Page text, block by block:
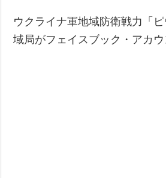
ウクライナ軍地域防衛戦力「
域局がフェイスブック・アカ